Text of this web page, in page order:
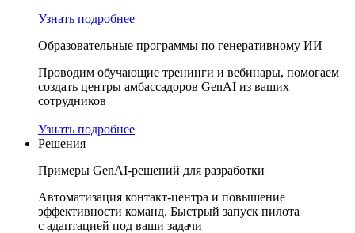
Узнать подробнее
Образовательные программы по генеративному ИИ
Проводим обучающие тренинги и вебинары, помогаем
создать центры амбассадоров GenAI из ваших
сотрудников
Узнать подробнее
Решения
Примеры GenAI-решений для разработки
Автоматизация контакт-центра и повышение
эффективности команд. Быстрый запуск пилота
с адаптацией под ваши задачи